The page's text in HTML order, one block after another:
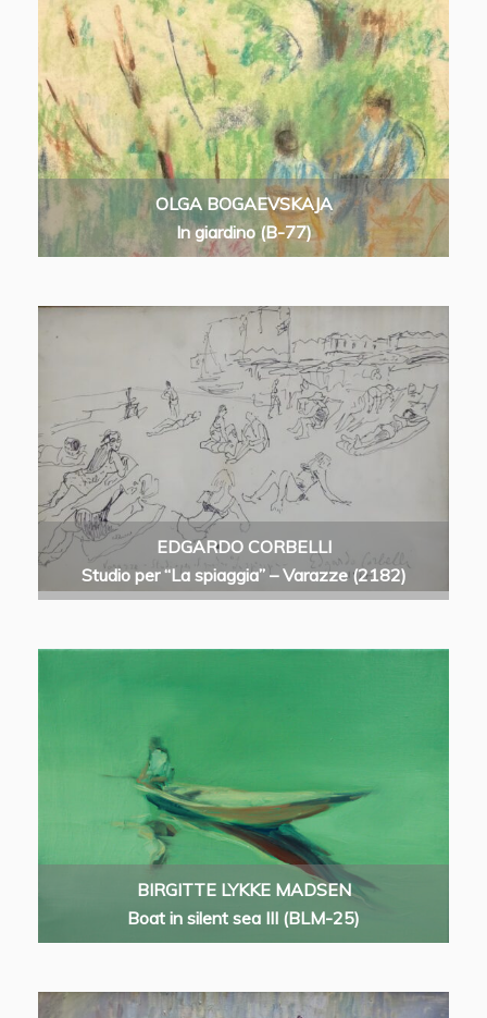
OLGA BOGAEVSKAJA
In giardino (B-77)
EDGARDO CORBELLI
Studio per “La spiaggia” – Varazze (2182)
BIRGITTE LYKKE MADSEN
Boat in silent sea III (BLM-25)